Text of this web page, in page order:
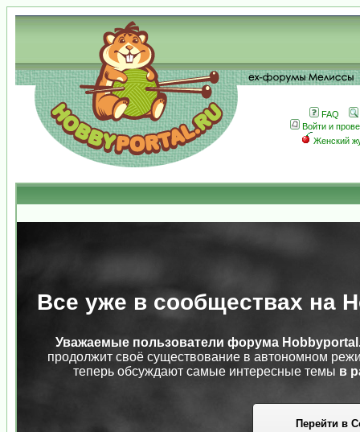
FAQ
Войти и
Женский
Все уже в сообществах на
Уважаемые пользователи форума
продолжит своё существование в автономном
теперь обсуждают самые интересные темы в
Перейти в